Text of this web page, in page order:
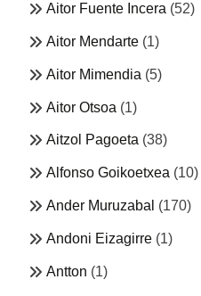
Aitor Fuente Incera (52)
Aitor Mendarte (1)
Aitor Mimendia (5)
Aitor Otsoa (1)
Aitzol Pagoeta (38)
Alfonso Goikoetxea (10)
Ander Muruzabal (170)
Andoni Eizagirre (1)
Antton (1)